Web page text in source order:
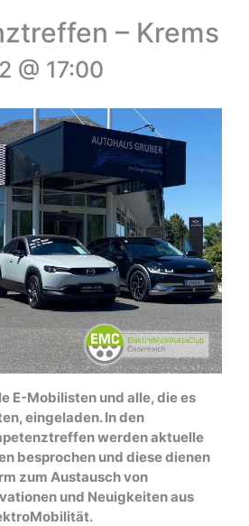
– Krems
@ 17:00
E-Mobilisten und alle, die es
eingeladen. In den
werden aktuelle
besprochen und diese dienen
zum Austausch von
und Neuigkeiten aus